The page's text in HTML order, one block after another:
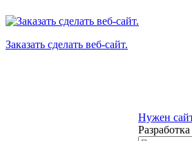
Заказать сделать веб-сайт.
Нужен